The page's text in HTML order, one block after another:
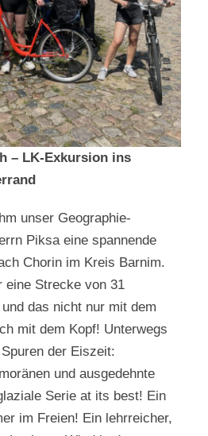
– LK-Exkursion ins
unser Geographie-
Piksa eine spannende
Chorin im Kreis Barnim.
eine Strecke von 31
das nicht nur mit dem
mit dem Kopf! Unterwegs
der Eiszeit:
und ausgedehnte
Serie at its best! Ein
im Freien! Ein lehrreicher,